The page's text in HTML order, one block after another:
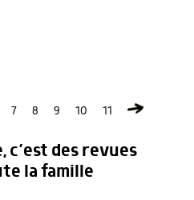
7 8 9 10 11
c’est des revues
la famille